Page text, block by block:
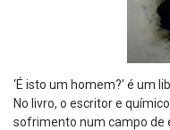
‘É isto um homem?’ é um
No livro, o escritor e
sofrimento num campo de